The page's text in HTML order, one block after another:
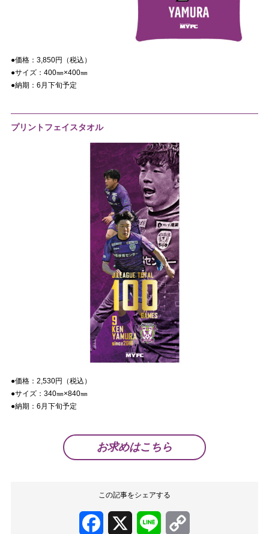
●価格： 3,850円（税込）
●サイズ： 400㎜×400㎜
●納期： 6 月下旬予定
プリントフェイスタオル
●価格： 2,530円（税込）
●サイズ：340㎜×840㎜
●納期： 6 月下旬予定
お求めはこちら
この記事をシェアする
Facebook Line